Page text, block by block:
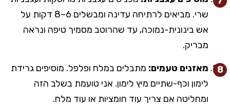
שרי. מביאים לרתיחה עדינה ומבשלים 6–8 דקות על
אש בינונית-נמוכה, עד שהרוטב מסמיך טיפה ונראה
מבריק.
מאזנים טעמים: מתבלים במלח ופלפל. מוסיפים גרידת
לימון וכף-שתיים מיץ לימון. אני טועמת בשלב הזה
ומחליטה אם צריך עוד חומציות או עוד מלח.